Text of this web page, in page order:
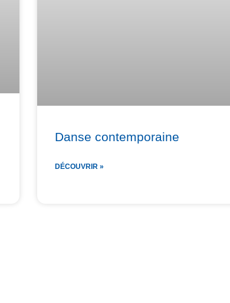
Danse contemporaine
DÉCOUVRIR »